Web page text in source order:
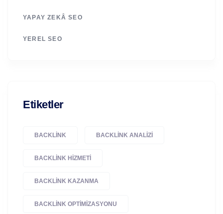
YAPAY ZEKÂ SEO
YEREL SEO
Etiketler
BACKLINK BACKLINK ANALIZI
BACKLINK HIZMETI
BACKLINK KAZANMA
BACKLINK OPTIMIZASYONU